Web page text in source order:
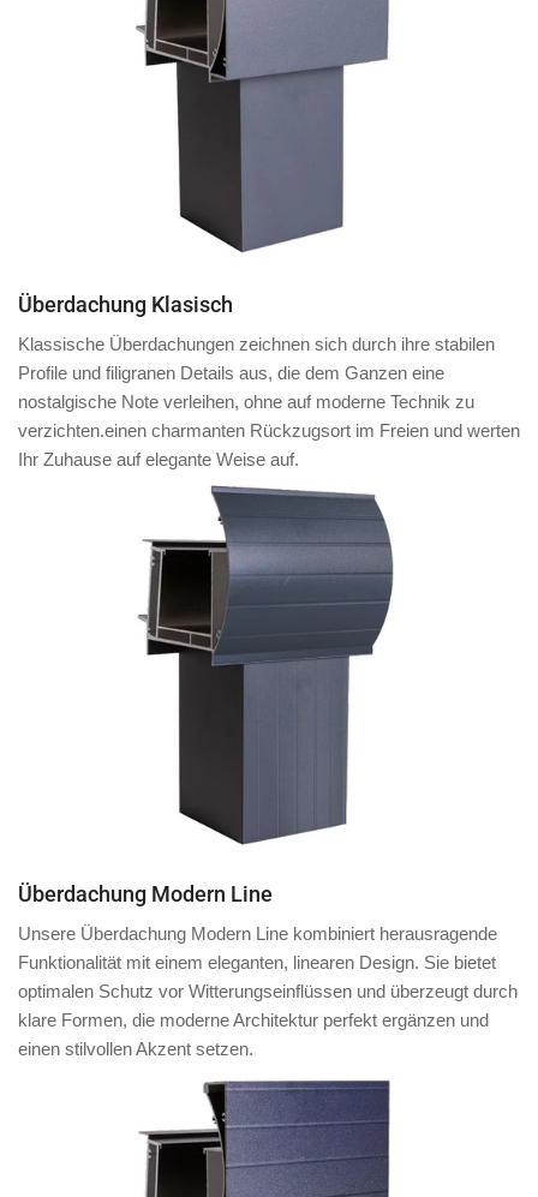
Überdachung Klasisch
Klassische Überdachungen zeichnen sich durch ihre stabilen
Profile und filigranen Details aus, die dem Ganzen eine
nostalgische Note verleihen, ohne auf moderne Technik zu
verzichten.einen charmanten Rückzugsort im Freien und werten
Ihr Zuhause auf elegante Weise auf.
Überdachung Modern Line
Unsere Überdachung Modern Line kombiniert herausragende
Funktionalität mit einem eleganten, linearen Design. Sie bietet
optimalen Schutz vor Witterungseinflüssen und überzeugt durch
klare Formen, die moderne Architektur perfekt ergänzen und
einen stilvollen Akzent setzen.